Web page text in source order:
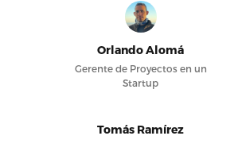
Orlando Alomá
Gerente de Proyectos en un
Startup
Tomás Ramírez